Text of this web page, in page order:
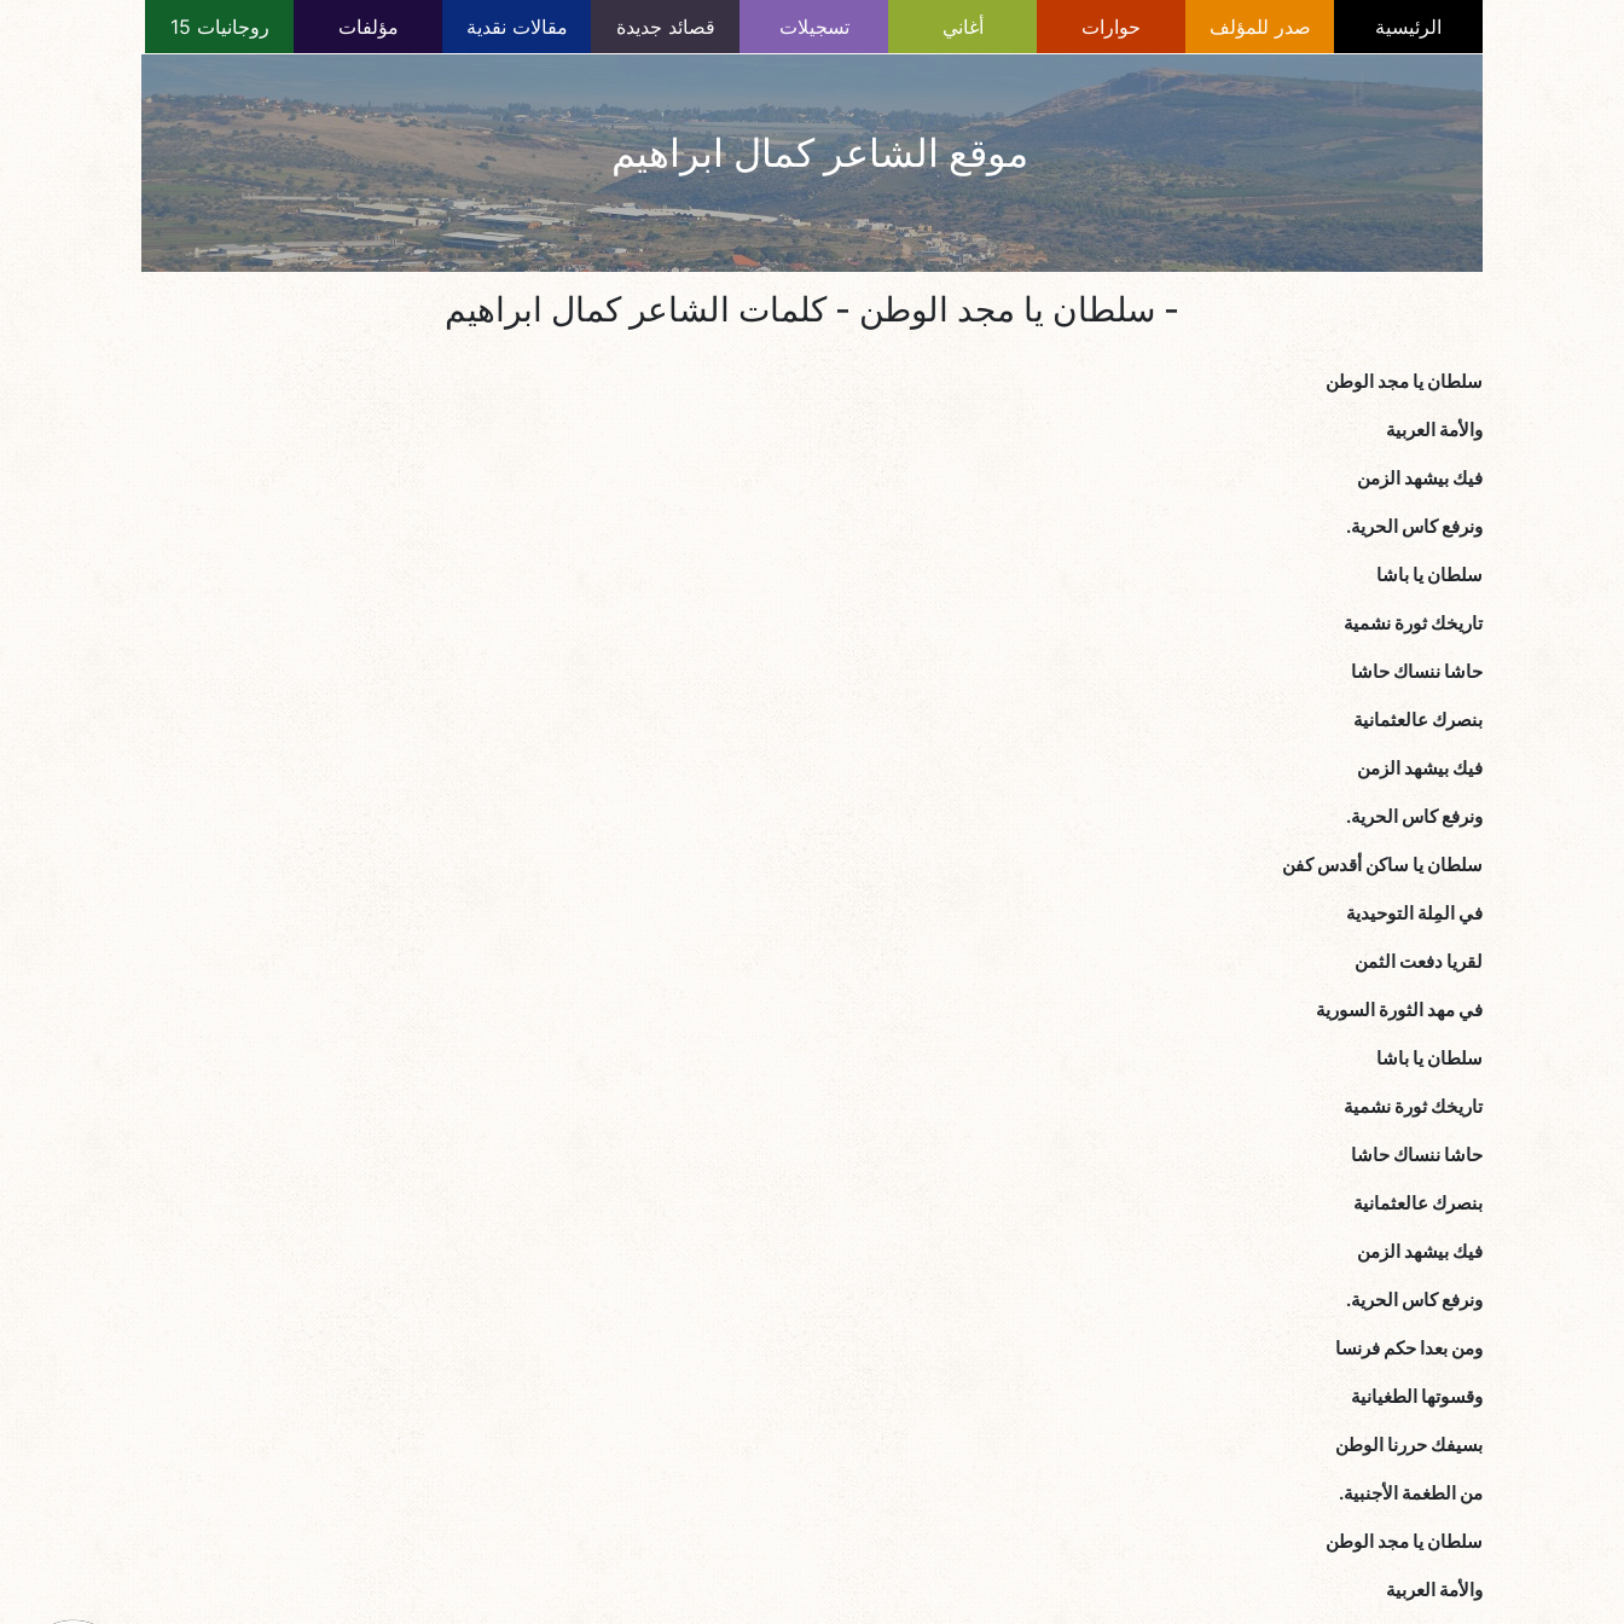
الرئيسية صدر للمؤلف حوارات أغاني تسجيلات قصائد جديدة مقالات نقدية مؤلفات روجانيات 15
موقع الشاعر كمال ابراهيم
- سلطان يا مجد الوطن - كلمات الشاعر كمال ابراهيم
سلطان يا مجد الوطن
والأمة العربية
فيك بيشهد الزمن
ونرفع كاس الحرية.
سلطان يا باشا
تاريخك ثورة نشمية
حاشا ننساك حاشا
بنصرك عالعثمانية
فيك بيشهد الزمن
ونرفع كاس الحرية.
سلطان يا ساكن أقدس كفن
في المِلة التوحيدية
لقريا دفعت الثمن
في مهد الثورة السورية
سلطان يا باشا
تاريخك ثورة نشمية
حاشا ننساك حاشا
بنصرك عالعثمانية
فيك بيشهد الزمن
ونرفع كاس الحرية.
ومن بعدا حكم فرنسا
وقسوتها الطغيانية
بسيفك حررنا الوطن
من الطغمة الأجنبية.
سلطان يا مجد الوطن
والأمة العربية